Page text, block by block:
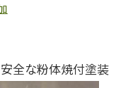
全な粉体焼付塗装